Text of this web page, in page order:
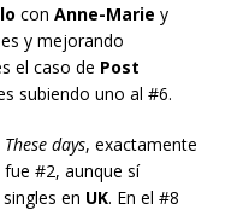
con Anne-Marie y
y mejorando
el caso de Post
subiendo uno al #6.
These days, exactamente
#2, aunque sí
en UK. En el #8